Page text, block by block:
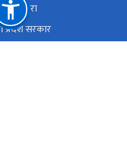
,पोखरा
प्रदेश सरकार